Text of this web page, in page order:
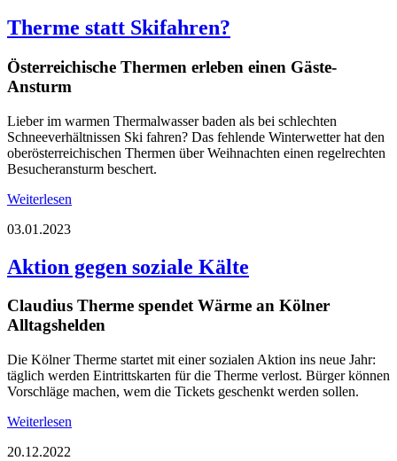
Therme statt Skifahren?
Österreichische Thermen erleben einen Gäste-
Ansturm
Lieber im warmen Thermalwasser baden als bei schlechten
Schneeverhältnissen Ski fahren? Das fehlende Winterwetter hat den
oberösterreichischen Thermen über Weihnachten einen regelrechten
Besucheransturm beschert.
Weiterlesen
03.01.2023
Aktion gegen soziale Kälte
Claudius Therme spendet Wärme an Kölner
Alltagshelden
Die Kölner Therme startet mit einer sozialen Aktion ins neue Jahr:
täglich werden Eintrittskarten für die Therme verlost. Bürger können
Vorschläge machen, wem die Tickets geschenkt werden sollen.
Weiterlesen
20.12.2022